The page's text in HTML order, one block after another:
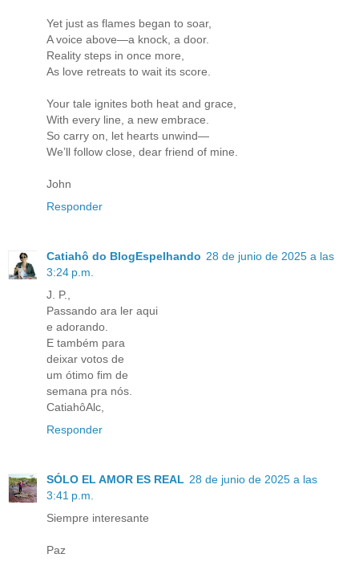
Yet just as flames began to soar,
A voice above—a knock, a door.
Reality steps in once more,
As love retreats to wait its score.
Your tale ignites both heat and grace,
With every line, a new embrace.
So carry on, let hearts unwind—
We’ll follow close, dear friend of mine.
John
Responder
Catiahô do BlogEspelhando 28 de junio de 2025 a las
3:24 p.m.
J. P.,
Passando ara ler aqui
e adorando.
E também para
deixar votos de
um ótimo fim de
semana pra nós.
CatiahôAlc,
Responder
SÓLO EL AMOR ES REAL 28 de junio de 2025 a las
3:41 p.m.
Siempre interesante
Paz